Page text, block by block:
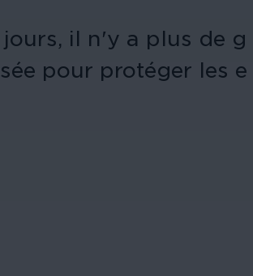
jours, il n'y a plus de
pour protéger les